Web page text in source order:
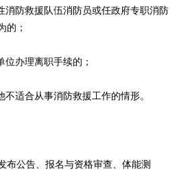
防救援队伍消防员或任政府专职消防
的；
办理离职手续的；
适合从事消防救援工作的情形。
公告、报名与资格审查、体能测